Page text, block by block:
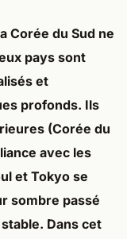
Corée du Sud ne
pays sont
et
profonds. Ils
(Corée du
avec les
et Tokyo se
sombre passé
Dans cet